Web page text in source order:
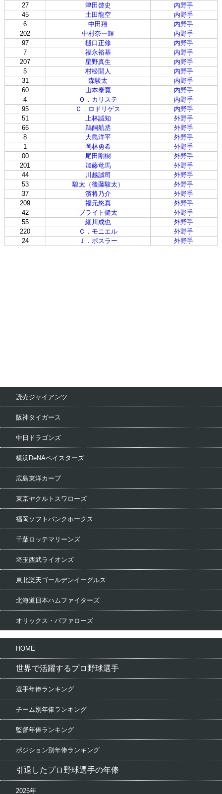
27
津田啓史
内野手
45
土田龍空
内野手
6
中田翔
内野手
202
中村奈一輝
内野手
97
樋口正修
内野手
7
福永裕基
内野手
207
星野真生
内野手
5
村松開人
内野手
31
森駿太
内野手
60
山本泰寛
内野手
4
Ｏ．カリステ
内野手
95
Ｃ．ロドリゲス
内野手
51
上林誠知
外野手
66
鵜飼航丞
外野手
8
大島洋平
外野手
1
岡林勇希
外野手
00
尾田剛樹
外野手
201
加藤竜馬
外野手
44
川越誠司
外野手
53
駿太（後藤駿太）
外野手
37
濱将乃介
外野手
209
福元悠真
外野手
42
ブライト健太
外野手
55
細川成也
外野手
220
Ｃ．モニエル
外野手
24
Ｊ．ボスラー 外野手
読売ジャイアンツ
阪神タイガース
中日ドラゴンズ
横浜DeNAベイスターズ
広島東洋カープ
東京ヤクルトスワローズ
福岡ソフトバンクホークス
千葉ロッテマリーンズ
埼玉西武ライオンズ
東北楽天ゴールデンイーグルス
北海道日本ハムファイターズ
オリックス・バファローズ
HOME
世界で活躍するプロ野球選手
選手年俸ランキング
チーム別年俸ランキング
監督年俸ランキング
ポジション別年俸ランキング
引退したプロ野球選手の年俸
2025年